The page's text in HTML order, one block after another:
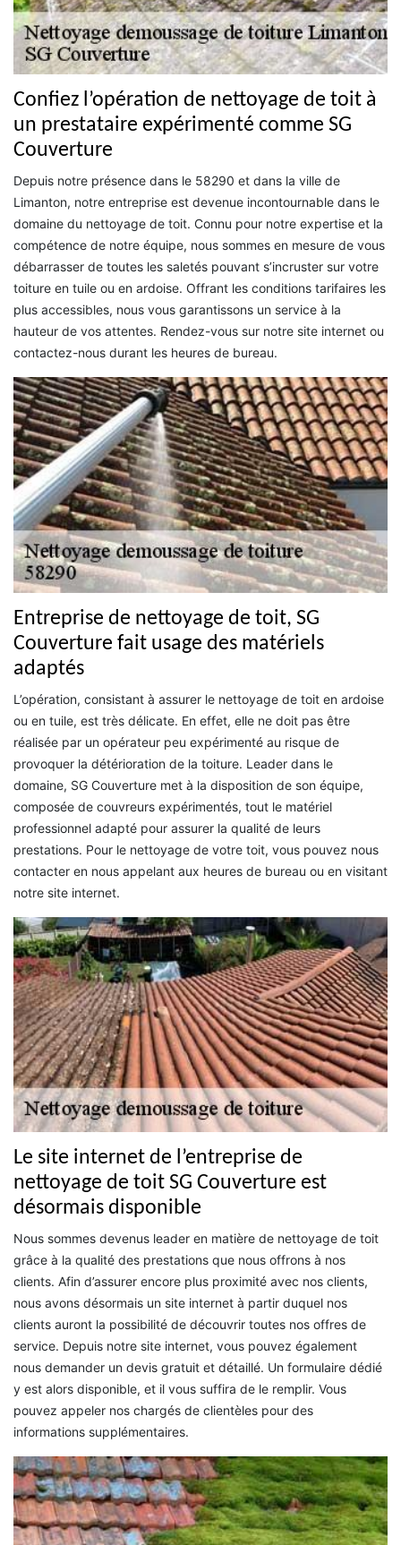
Confiez l’opération de nettoyage de toit à
un prestataire expérimenté comme SG
Couverture
Depuis notre présence dans le 58290 et dans la ville de
Limanton, notre entreprise est devenue incontournable dans le
domaine du nettoyage de toit. Connu pour notre expertise et la
compétence de notre équipe, nous sommes en mesure de vous
débarrasser de toutes les saletés pouvant s’incruster sur votre
toiture en tuile ou en ardoise. Offrant les conditions tarifaires les
plus accessibles, nous vous garantissons un service à la
hauteur de vos attentes. Rendez-vous sur notre site internet ou
contactez-nous durant les heures de bureau.
Entreprise de nettoyage de toit, SG
Couverture fait usage des matériels
adaptés
L’opération, consistant à assurer le nettoyage de toit en ardoise
ou en tuile, est très délicate. En effet, elle ne doit pas être
réalisée par un opérateur peu expérimenté au risque de
provoquer la détérioration de la toiture. Leader dans le
domaine, SG Couverture met à la disposition de son équipe,
composée de couvreurs expérimentés, tout le matériel
professionnel adapté pour assurer la qualité de leurs
prestations. Pour le nettoyage de votre toit, vous pouvez nous
contacter en nous appelant aux heures de bureau ou en visitant
notre site internet.
Le site internet de l’entreprise de
nettoyage de toit SG Couverture est
désormais disponible
Nous sommes devenus leader en matière de nettoyage de toit
grâce à la qualité des prestations que nous offrons à nos
clients. Afin d’assurer encore plus proximité avec nos clients,
nous avons désormais un site internet à partir duquel nos
clients auront la possibilité de découvrir toutes nos offres de
service. Depuis notre site internet, vous pouvez également
nous demander un devis gratuit et détaillé. Un formulaire dédié
y est alors disponible, et il vous suffira de le remplir. Vous
pouvez appeler nos chargés de clientèles pour des
informations supplémentaires.